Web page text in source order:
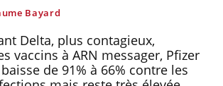
Bayard
Delta, plus contagieux,
vaccins à ARN messager, Pfizer
de 91% à 66% contre les